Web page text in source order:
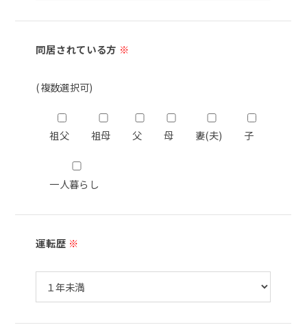
同居されている方 ※
(複数選択可)
祖父 祖母 父 母 妻(夫) 子
一人暮らし
運転歴 ※